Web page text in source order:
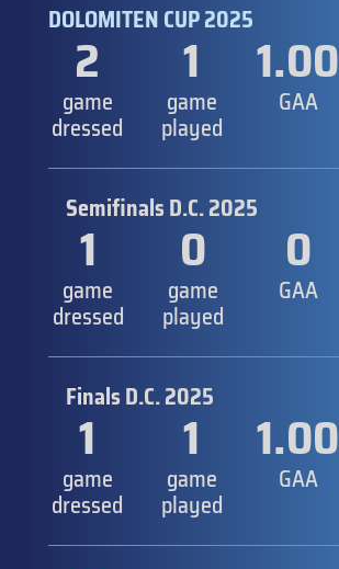
DOLOMITEN CUP 2025
2
game
dressed
1
game
played
1.00
GAA
Semifinals D.C. 2025
1
game
dressed
0
game
played
0
GAA
Finals D.C. 2025
1
game
dressed
1
game
played
1.00
GAA